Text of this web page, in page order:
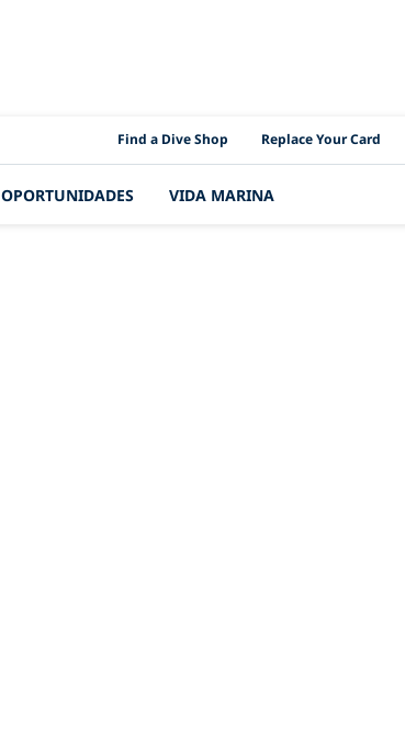
PADI Location Links
Find a Dive Shop Replace Your Card
OPORTUNIDADES VIDA MARINA